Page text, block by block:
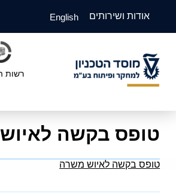
אודות ושירותים English
רשות
טופס בקשה
טופס בקשה לאיוש משרה